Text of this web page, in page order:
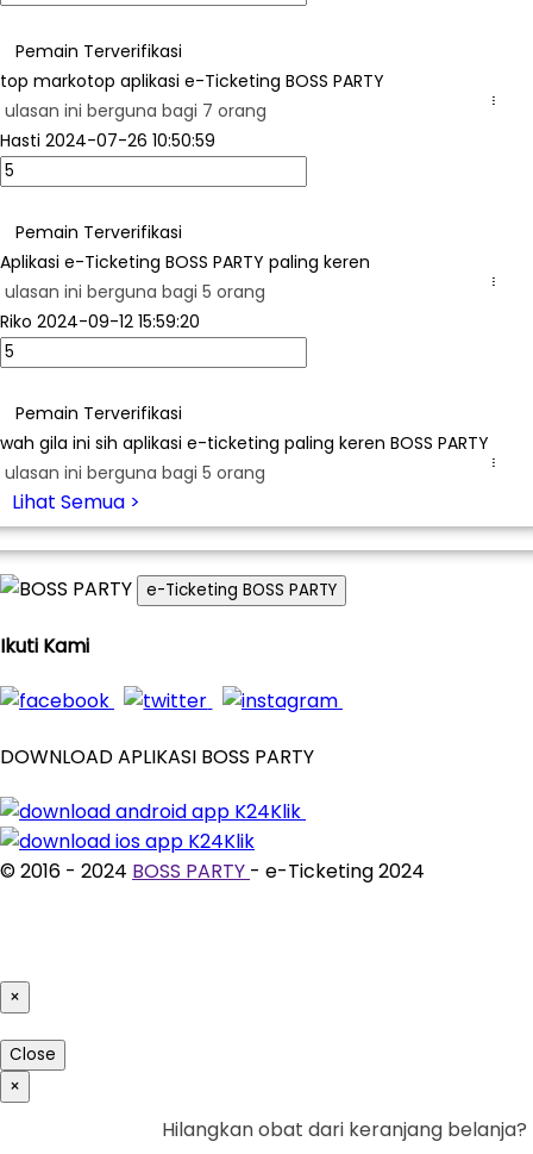
Pemain Terverifikasi
top markotop aplikasi e-Ticketing BOSS PARTY
ulasan ini berguna bagi 7 orang
...
Hasti 2024-07-26 10:50:59
Pemain Terverifikasi
Aplikasi e-Ticketing BOSS PARTY paling keren
ulasan ini berguna bagi 5 orang
...
Riko 2024-09-12 15:59:20
Pemain Terverifikasi
wah gila ini sih aplikasi e-ticketing paling keren BOSS PARTY
ulasan ini berguna bagi 5 orang
...
Lihat Semua >
e-Ticketing BOSS PARTY
Ikuti Kami
DOWNLOAD APLIKASI BOSS PARTY
© 2016 - 2024 BOSS PARTY - e-Ticketing 2024
×
Close
×
Hilangkan obat dari keranjang belanja?